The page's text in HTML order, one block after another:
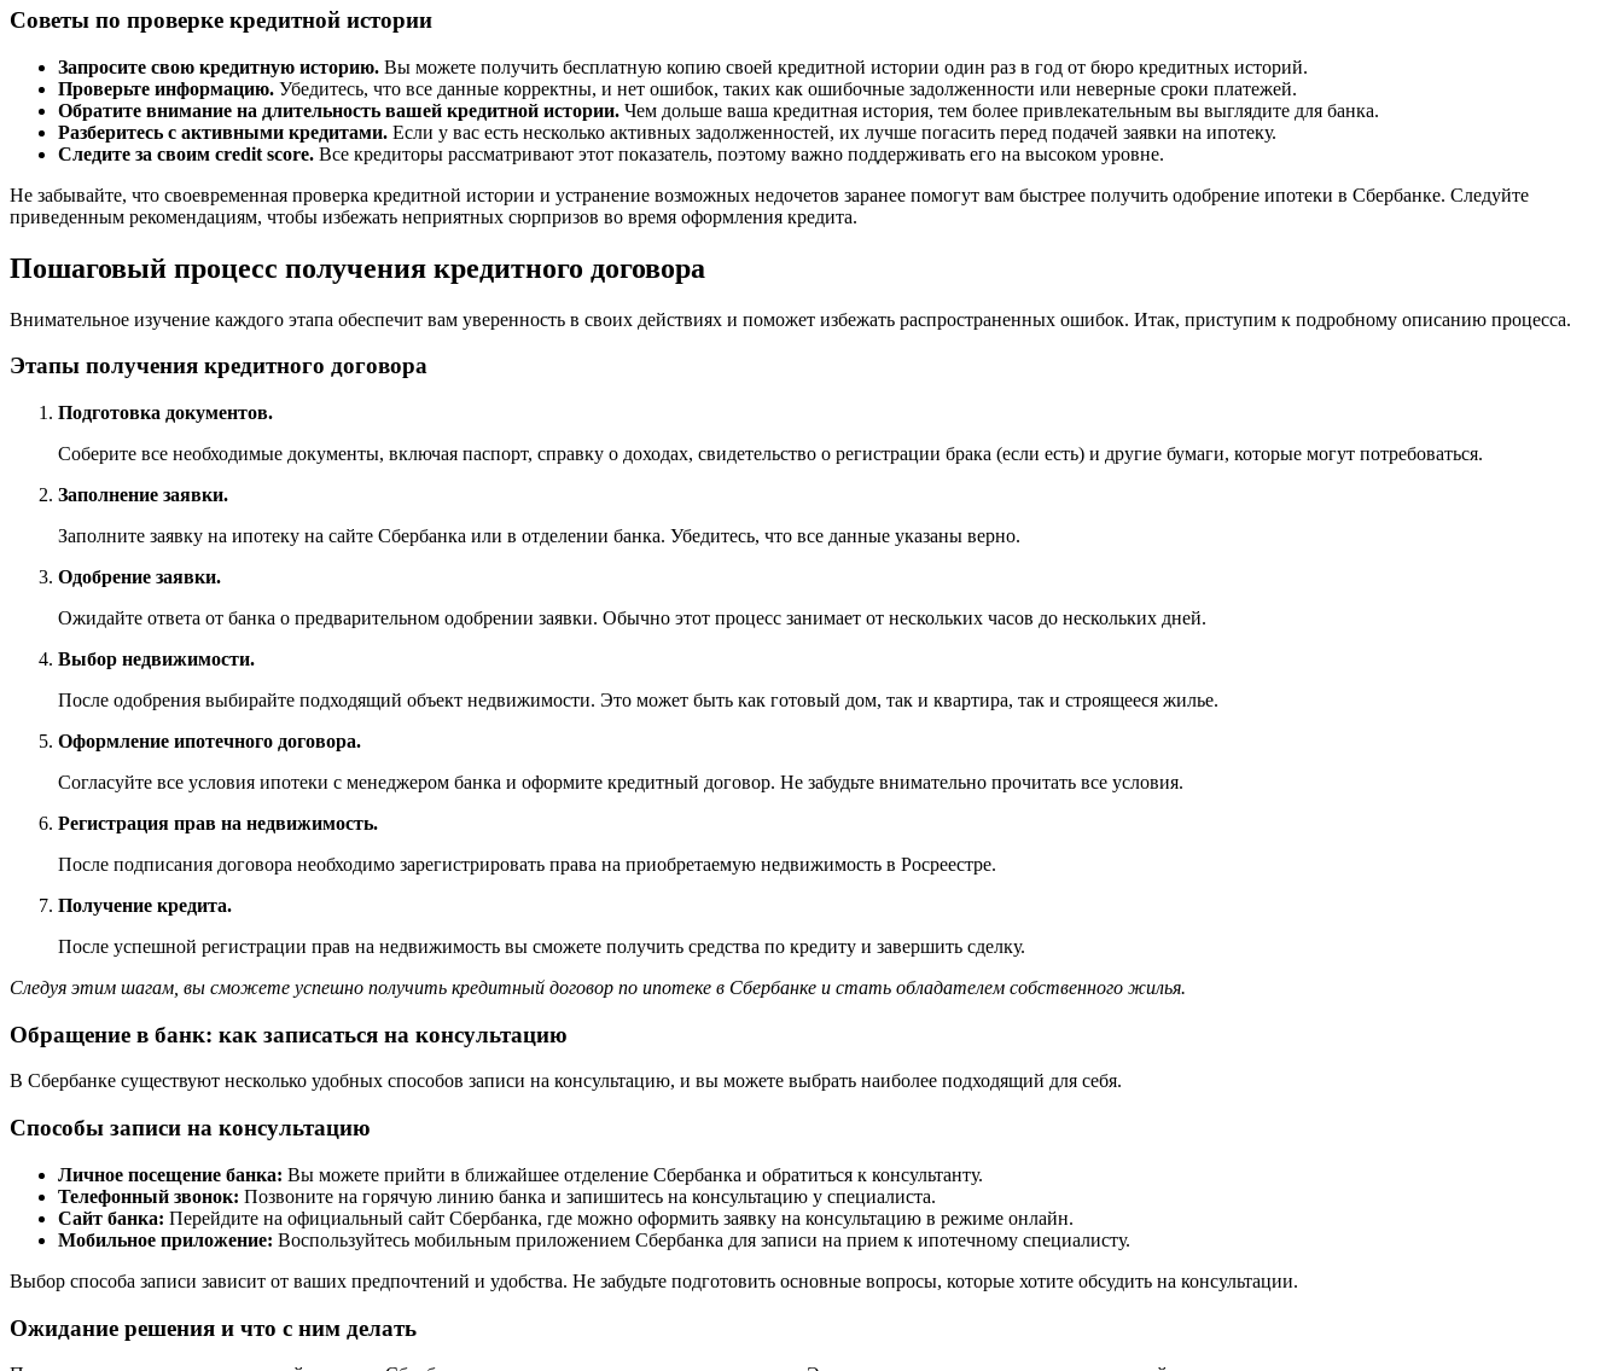
Советы по проверке кредитной истории
Запросите свою кредитную историю. Вы можете получить бесплатную копию своей кредитной истории один раз в год от бюро кредитных историй.
Проверьте информацию. Убедитесь, что все данные корректны, и нет ошибок, таких как ошибочные задолженности или неверные сроки платежей.
Обратите внимание на длительность вашей кредитной истории. Чем дольше ваша кредитная история, тем более привлекательным вы выглядите для банка.
Разберитесь с активными кредитами. Если у вас есть несколько активных задолженностей, их лучше погасить перед подачей заявки на ипотеку.
Следите за своим credit score. Все кредиторы рассматривают этот показатель, поэтому важно поддерживать его на высоком уровне.
Не забывайте, что своевременная проверка кредитной истории и устранение возможных недочетов заранее помогут вам быстрее получить одобрение ипотеки в Сбербанке. Следуйте
приведенным рекомендациям, чтобы избежать неприятных сюрпризов во время оформления кредита.
Пошаговый процесс получения кредитного договора
Внимательное изучение каждого этапа обеспечит вам уверенность в своих действиях и поможет избежать распространенных ошибок. Итак, приступим к подробному описанию процесса.
Этапы получения кредитного договора
Подготовка документов.
Соберите все необходимые документы, включая паспорт, справку о доходах, свидетельство о регистрации брака (если есть) и другие бумаги, которые могут потребоваться.
Заполнение заявки.
Заполните заявку на ипотеку на сайте Сбербанка или в отделении банка. Убедитесь, что все данные указаны верно.
Одобрение заявки.
Ожидайте ответа от банка о предварительном одобрении заявки. Обычно этот процесс занимает от нескольких часов до нескольких дней.
Выбор недвижимости.
После одобрения выбирайте подходящий объект недвижимости. Это может быть как готовый дом, так и квартира, так и строящееся жилье.
Оформление ипотечного договора.
Согласуйте все условия ипотеки с менеджером банка и оформите кредитный договор. Не забудьте внимательно прочитать все условия.
Регистрация прав на недвижимость.
После подписания договора необходимо зарегистрировать права на приобретаемую недвижимость в Росреестре.
Получение кредита.
После успешной регистрации прав на недвижимость вы сможете получить средства по кредиту и завершить сделку.
Следуя этим шагам, вы сможете успешно получить кредитный договор по ипотеке в Сбербанке и стать обладателем собственного жилья.
Обращение в банк: как записаться на консультацию
В Сбербанке существуют несколько удобных способов записи на консультацию, и вы можете выбрать наиболее подходящий для себя.
Способы записи на консультацию
Личное посещение банка: Вы можете прийти в ближайшее отделение Сбербанка и обратиться к консультанту.
Телефонный звонок: Позвоните на горячую линию банка и запишитесь на консультацию у специалиста.
Сайт банка: Перейдите на официальный сайт Сбербанка, где можно оформить заявку на консультацию в режиме онлайн.
Мобильное приложение: Воспользуйтесь мобильным приложением Сбербанка для записи на прием к ипотечному специалисту.
Выбор способа записи зависит от ваших предпочтений и удобства. Не забудьте подготовить основные вопросы, которые хотите обсудить на консультации.
Ожидание решения и что с ним делать